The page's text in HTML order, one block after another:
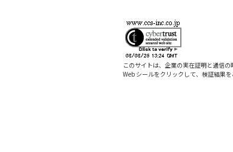
このサイトは、企業の実在証明と通信
Web シールをクリックして、検証結果を